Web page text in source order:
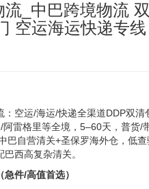
流_中巴跨境物流
空运海运快递专线
：空运/海运/快递全渠道DDP双清
雷格里等全境，5–60天，普货/
巴自营清关+圣保罗海外仓，低查
西高复杂清关。
件/高值首选）